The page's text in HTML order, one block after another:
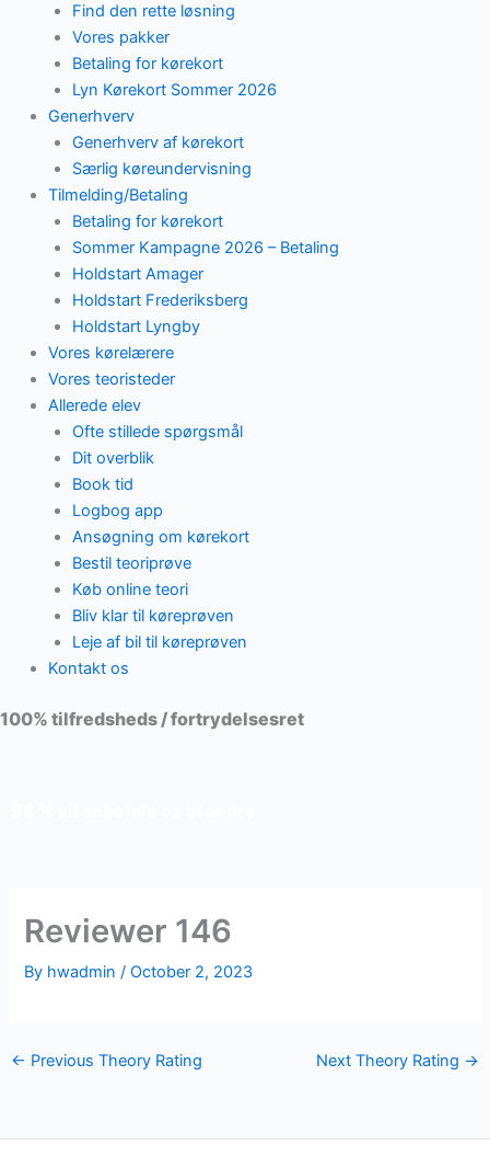
Find den rette løsning
Vores pakker
Betaling for kørekort
Lyn Kørekort Sommer 2026
Generhverv
Generhverv af kørekort
Særlig køreundervisning
Tilmelding/Betaling
Betaling for kørekort
Sommer Kampagne 2026 – Betaling
Holdstart Amager
Holdstart Frederiksberg
Holdstart Lyngby
Vores kørelærere
Vores teoristeder
Allerede elev
Ofte stillede spørgsmål
Dit overblik
Book tid
Logbog app
Ansøgning om kørekort
Bestil teoriprøve
Køb online teori
Bliv klar til køreprøven
Leje af bil til køreprøven
Kontakt os
100% tilfredsheds / fortrydelsesret
Reviewer 146
By hwadmin/October 2, 2023
← Previous Theory Rating Next Theory Rating →